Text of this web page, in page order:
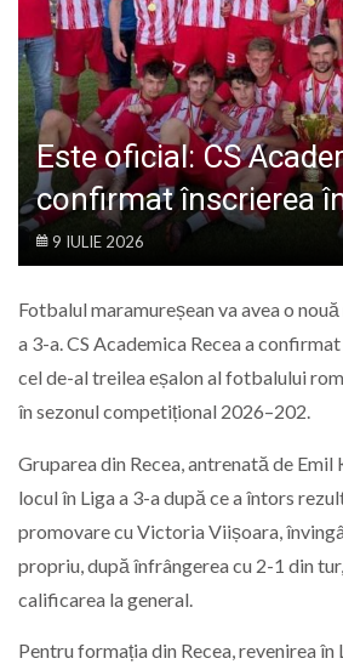
POLITIC
LIFE
Este oficial: CS
confirmat înscrierea
9 IULIE 2026
Fotbalul maramureșean va avea o
a 3-a. CS Academica Recea a
cel de-al treilea eșalon al fotbalului
în sezonul competițional 2026–202.
Gruparea din Recea, antrenată de
locul în Liga a 3-a după ce a întors
promovare cu Victoria Viișoara,
propriu, după înfrângerea cu 2-1 din
calificarea la general.
Pentru formația din Recea, revenirea